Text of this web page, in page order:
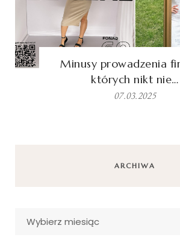
Minusy prowadzenia
których nikt nie…
07.03.2025
ARCHIWA